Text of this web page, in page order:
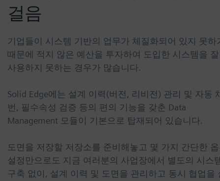
걸음
기업들이 시스템 기반의 업무가 체질화되어 있지 못하
때문에 적지 않은 예산을 투자하여 도입한 시스템을 잘
사용하지 못하는 경우가 많습니다.
Solid Edge에는 설계 이력(버전, 리비전) 관리 및 자동
번, 필수속성 검증 등의 편의 기능을 갖춘 Data
Management 모듈이 기본으로 탑재되어 있습니다.
도면을 저장할 저장소를 준비해놓고 몇 가지 간단한
설정만으로도 지금 여러분의 사업장에서 별도의 시스
구축 없이, 설계 이력 및 도면을 관리하고 동시 협업을